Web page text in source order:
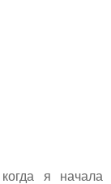
я начала